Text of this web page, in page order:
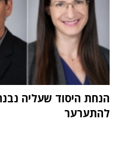
הנחת היסוד שעליה
להתערער